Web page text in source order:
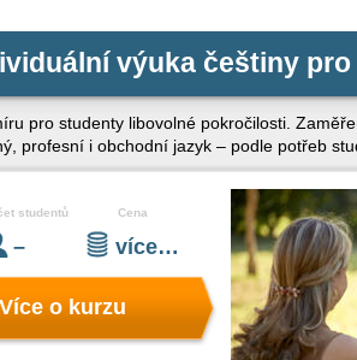
výuka češtiny
pro studenty libovolné pokročilosti.
profesní i obchodní jazyk – podle potřeb
studentů
–
Cena
více…
Více o kurzu